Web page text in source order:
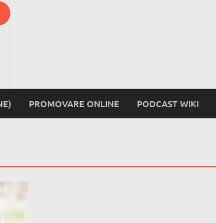
PROMOVARE ONLINE PODCAST WIKI